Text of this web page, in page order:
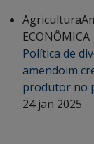
Agricultura
ECONÔMICA
Política de
amendoim
produtor no
24 jan 2025